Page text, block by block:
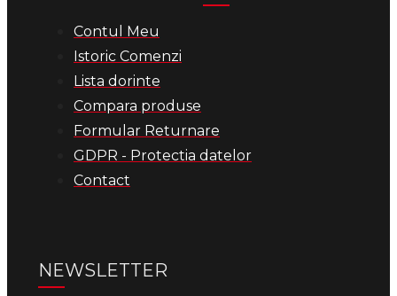
Contul Meu
Istoric Comenzi
Lista dorinte
Compara produse
Formular Returnare
GDPR - Protectia datelor
Contact
NEWSLETTER